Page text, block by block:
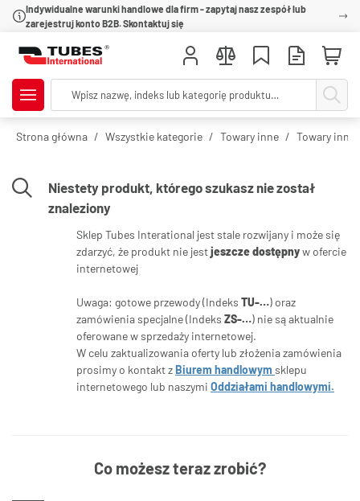
Indywidualne warunki handlowe dla firm - zapytaj nasz zespół lub
zarejestruj konto B2B. Skontaktuj się
Strona główna Wszystkie kategorie Towary inne Towary inne
Niestety produkt, którego szukasz nie został
znaleziony
Sklep Tubes Interational jest stale rozwijany i może się
zdarzyć, że produkt nie jestjeszcze dostępnyw ofercie
internetowej
Uwaga: gotowe przewody (Indeks TU-…) oraz
zamówienia specjalne (Indeks ZS-…) nie są aktualnie
oferowane w sprzedaży internetowej.
W celu zaktualizowania oferty lub złożenia zamówienia
prosimy o kontakt zBiurem handlowym sklepu
internetowego lub naszymi Oddziałami handlowymi.
Co możesz teraz zrobić?